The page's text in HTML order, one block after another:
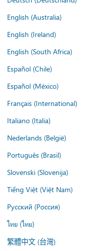
English (Australia)
English (Ireland)
English (South Africa)
Español (Chile)
Español (México)
Français (International)
Italiano (Italia)
Nederlands (België)
Português (Brasil)
Slovenski (Slovenija)
Tiếng Việt (Việt Nam)
Русский (Россия)
ไทย (ไทย)
繁體中文 (台灣)